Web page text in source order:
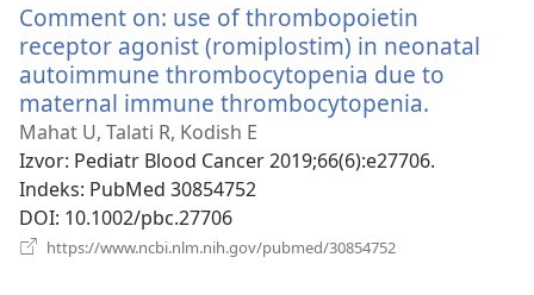
prozor)
Comment on: use of thrombopoietin
receptor agonist (romiplostim) in neonatal
autoimmune thrombocytopenia due to
maternal immune thrombocytopenia.
novi
Mahat U, Talati R, Kodish E
Izvor‎: Pediatr Blood Cancer 2019;66(6):e27706.
Indeks‎: PubMed 30854752
DOI‎: 10.1002/pbc.27706
https://www.ncbi.nlm.nih.gov/pubmed/30854752